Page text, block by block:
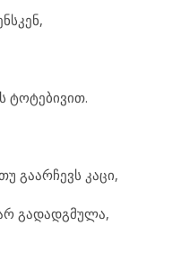
ტოტებივით.
გაარჩევს კაცი,
გადადგმულა,